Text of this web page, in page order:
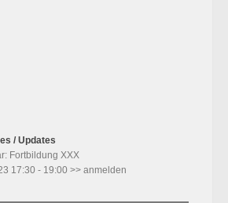
/ Updates
Fortbildung XXX
17:30 - 19:00 >> anmelden